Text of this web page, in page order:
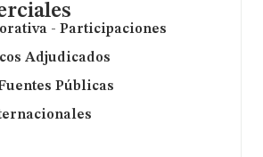
- Participaciones
Adjudicados
Públicas